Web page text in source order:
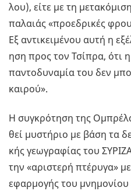
λου), είτε με τη
πα­λαιάς «προ­ε­δρι­κές
Εξ αντι­κει­μέ­νου αυτή η
η­ση προς τον Τσί­πρα, ότι
πα­ντο­δυ­να­μία του δεν
και­ρού».
Η συ­γκρό­τη­ση της
θεί μυ­στή­ριο με βάση τα
κής γε­ω­γρα­φί­ας του
την «αρι­στε­ρή πτέ­ρυ­γα»
εφαρ­μο­γής του